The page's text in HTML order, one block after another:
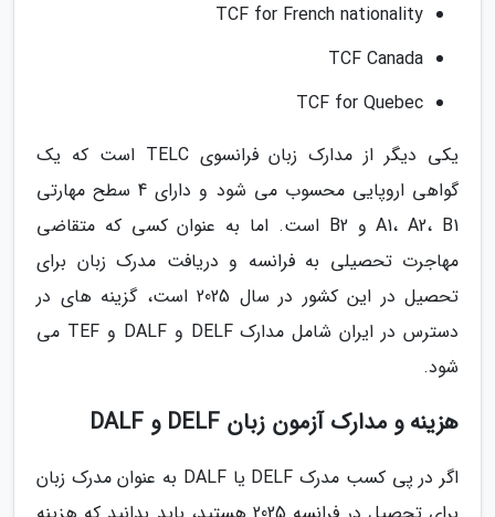
TCF for French nationality
TCF Canada
TCF for Quebec
یکی دیگر از مدارک زبان فرانسوی TELC است که یک
گواهی اروپایی محسوب می شود و دارای 4 سطح مهارتی
A1، A2، B1 و B2 است. اما به عنوان کسی که متقاضی
مهاجرت تحصیلی به فرانسه و دریافت مدرک زبان برای
تحصیل در این کشور در سال 2025 است، گزینه های در
دسترس در ایران شامل مدارک DELF و DALF و TEF می
شود.
هزینه و مدارک آزمون زبان DELF و DALF
اگر در پی کسب مدرک DELF یا DALF به عنوان مدرک زبان